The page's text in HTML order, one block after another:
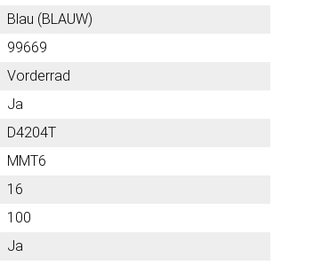
Blau (BLAUW)
99669
Vorderrad
Ja
D4204T
MMT6
16
100
Ja